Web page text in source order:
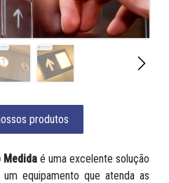
Medida é uma excelente solução
equipamento que atenda as
produtos